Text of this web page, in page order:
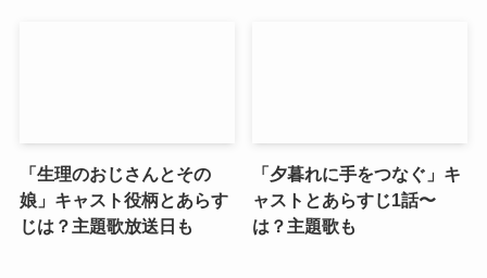
「生理のおじさんとその
娘」キャスト役柄とあらす
じは？主題歌放送日も
「夕暮れに手をつなぐ」キ
ャストとあらすじ1話〜
は？主題歌も